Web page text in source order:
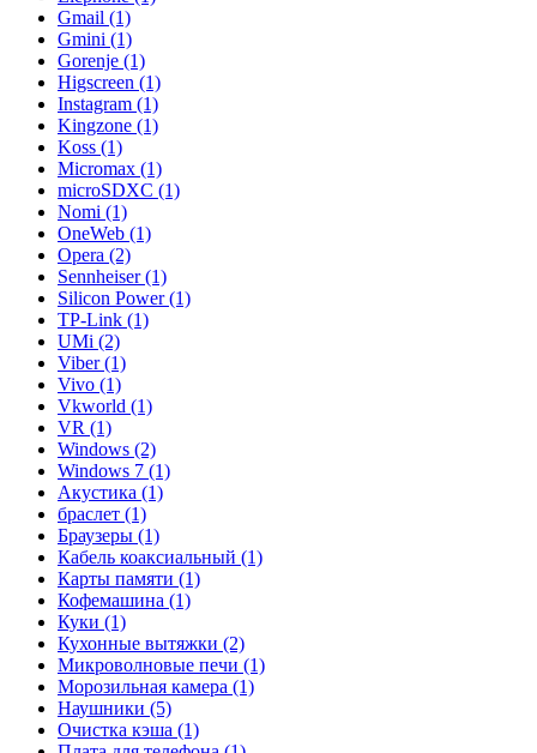
Gmail (1)
Gmini (1)
Gorenje (1)
Higscreen (1)
Instagram (1)
Kingzone (1)
Koss (1)
Micromax (1)
microSDXC (1)
Nomi (1)
OneWeb (1)
Opera (2)
Sennheiser (1)
Silicon Power (1)
TP-Link (1)
UMi (2)
Viber (1)
Vivo (1)
Vkworld (1)
VR (1)
Windows (2)
Windows 7 (1)
Акустика (1)
браслет (1)
Браузеры (1)
Кабель коаксиальный (1)
Карты памяти (1)
Кофемашина (1)
Куки (1)
Кухонные вытяжки (2)
Микроволновые печи (1)
Морозильная камера (1)
Наушники (5)
Очистка кэша (1)